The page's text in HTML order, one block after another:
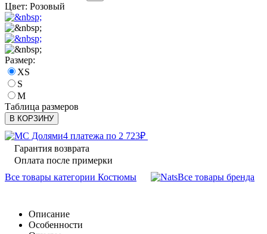
Цвет: Розовый
Размер:
XS
S
M
Таблица размеров
В КОРЗИНУ
4 платежа по 2 723₽
Гарантия возврата
Оплата после примерки
Все товары категории Костюмы
Все товары бренда
Описание
Особенности